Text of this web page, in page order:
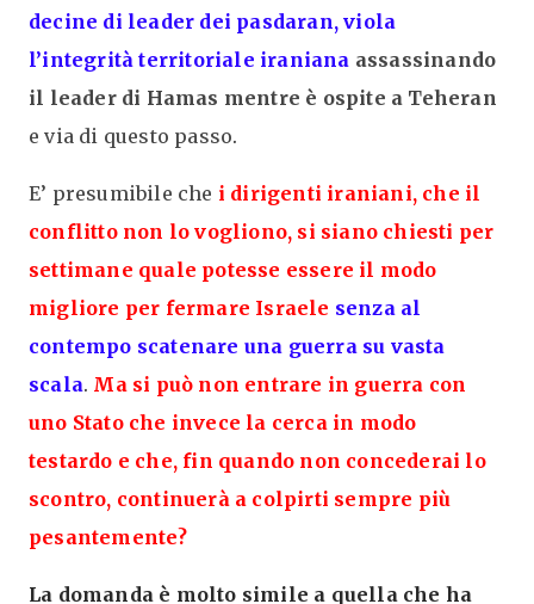
decine di leader dei pasdaran, viola
l’integrità territoriale iraniana assassinando
il leader di Hamas mentre è ospite a Teheran
e via di questo passo.
E’ presumibile che i dirigenti iraniani, che il
conflitto non lo vogliono, si siano chiesti per
settimane quale potesse essere il modo
migliore per fermare Israele senza al
contempo scatenare una guerra su vasta
scala. Ma si può non entrare in guerra con
uno Stato che invece la cerca in modo
testardo e che, fin quando non concederai lo
scontro, continuerà a colpirti sempre più
pesantemente?
La domanda è molto simile a quella che ha